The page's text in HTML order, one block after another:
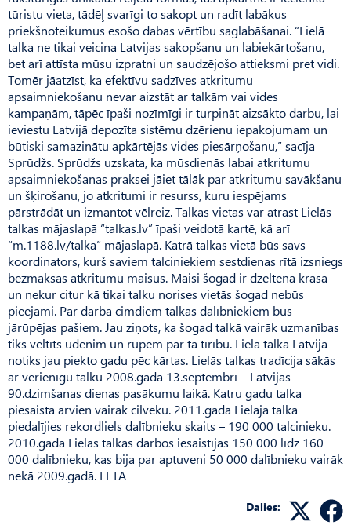
tūristu vieta, tādēļ svarīgi to sakopt un radīt labākus
priekšnoteikumus esošo dabas vērtību saglabāšanai. “Lielā
talka ne tikai veicina Latvijas sakopšanu un labiekārtošanu,
bet arī attīsta mūsu izpratni un saudzējošo attieksmi pret vidi.
Tomēr jāatzīst, ka efektīvu sadzīves atkritumu
apsaimniekošanu nevar aizstāt ar talkām vai vides
kampaņām, tāpēc īpaši nozīmīgi ir turpināt aizsākto darbu, lai
ieviestu Latvijā depozīta sistēmu dzērienu iepakojumam un
būtiski samazinātu apkārtējās vides piesārņošanu,” sacīja
Sprūdžs. Sprūdžs uzskata, ka mūsdienās labai atkritumu
apsaimniekošanas praksei jāiet tālāk par atkritumu savākšanu
un šķirošanu, jo atkritumi ir resurss, kuru iespējams
pārstrādāt un izmantot vēlreiz. Talkas vietas var atrast Lielās
talkas mājaslapā “talkas.lv” īpaši veidotā kartē, kā arī
“m.1188.lv/talka” mājaslapā. Katrā talkas vietā būs savs
koordinators, kurš saviem talciniekiem sestdienas rītā izsniegs
bezmaksas atkritumu maisus. Maisi šogad ir dzeltenā krāsā
un nekur citur kā tikai talku norises vietās šogad nebūs
pieejami. Par darba cimdiem talkas dalībniekiem būs
jārūpējas pašiem. Jau ziņots, ka šogad talkā vairāk uzmanības
tiks veltīts ūdenim un rūpēm par tā tīrību. Lielā talka Latvijā
notiks jau piekto gadu pēc kārtas. Lielās talkas tradīcija sākās
ar vērienīgu talku 2008.gada 13.septembrī – Latvijas
90.dzimšanas dienas pasākumu laikā. Katru gadu talka
piesaista arvien vairāk cilvēku. 2011.gadā Lielajā talkā
piedalījies rekordliels dalībnieku skaits – 190 000 talcinieku.
2010.gadā Lielās talkas darbos iesaistījās 150 000 līdz 160
000 dalībnieku, kas bija par aptuveni 50 000 dalībnieku vairāk
nekā 2009.gadā. LETA
Dalies: